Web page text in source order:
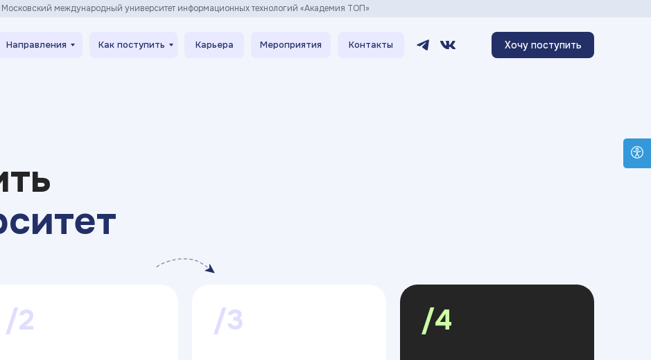
Карьера Мероприятия
Направления Как поступить Контакты Хочу поступить
Московский международный университет информационных технологий «Академия ТОП»
/4
/3
/2